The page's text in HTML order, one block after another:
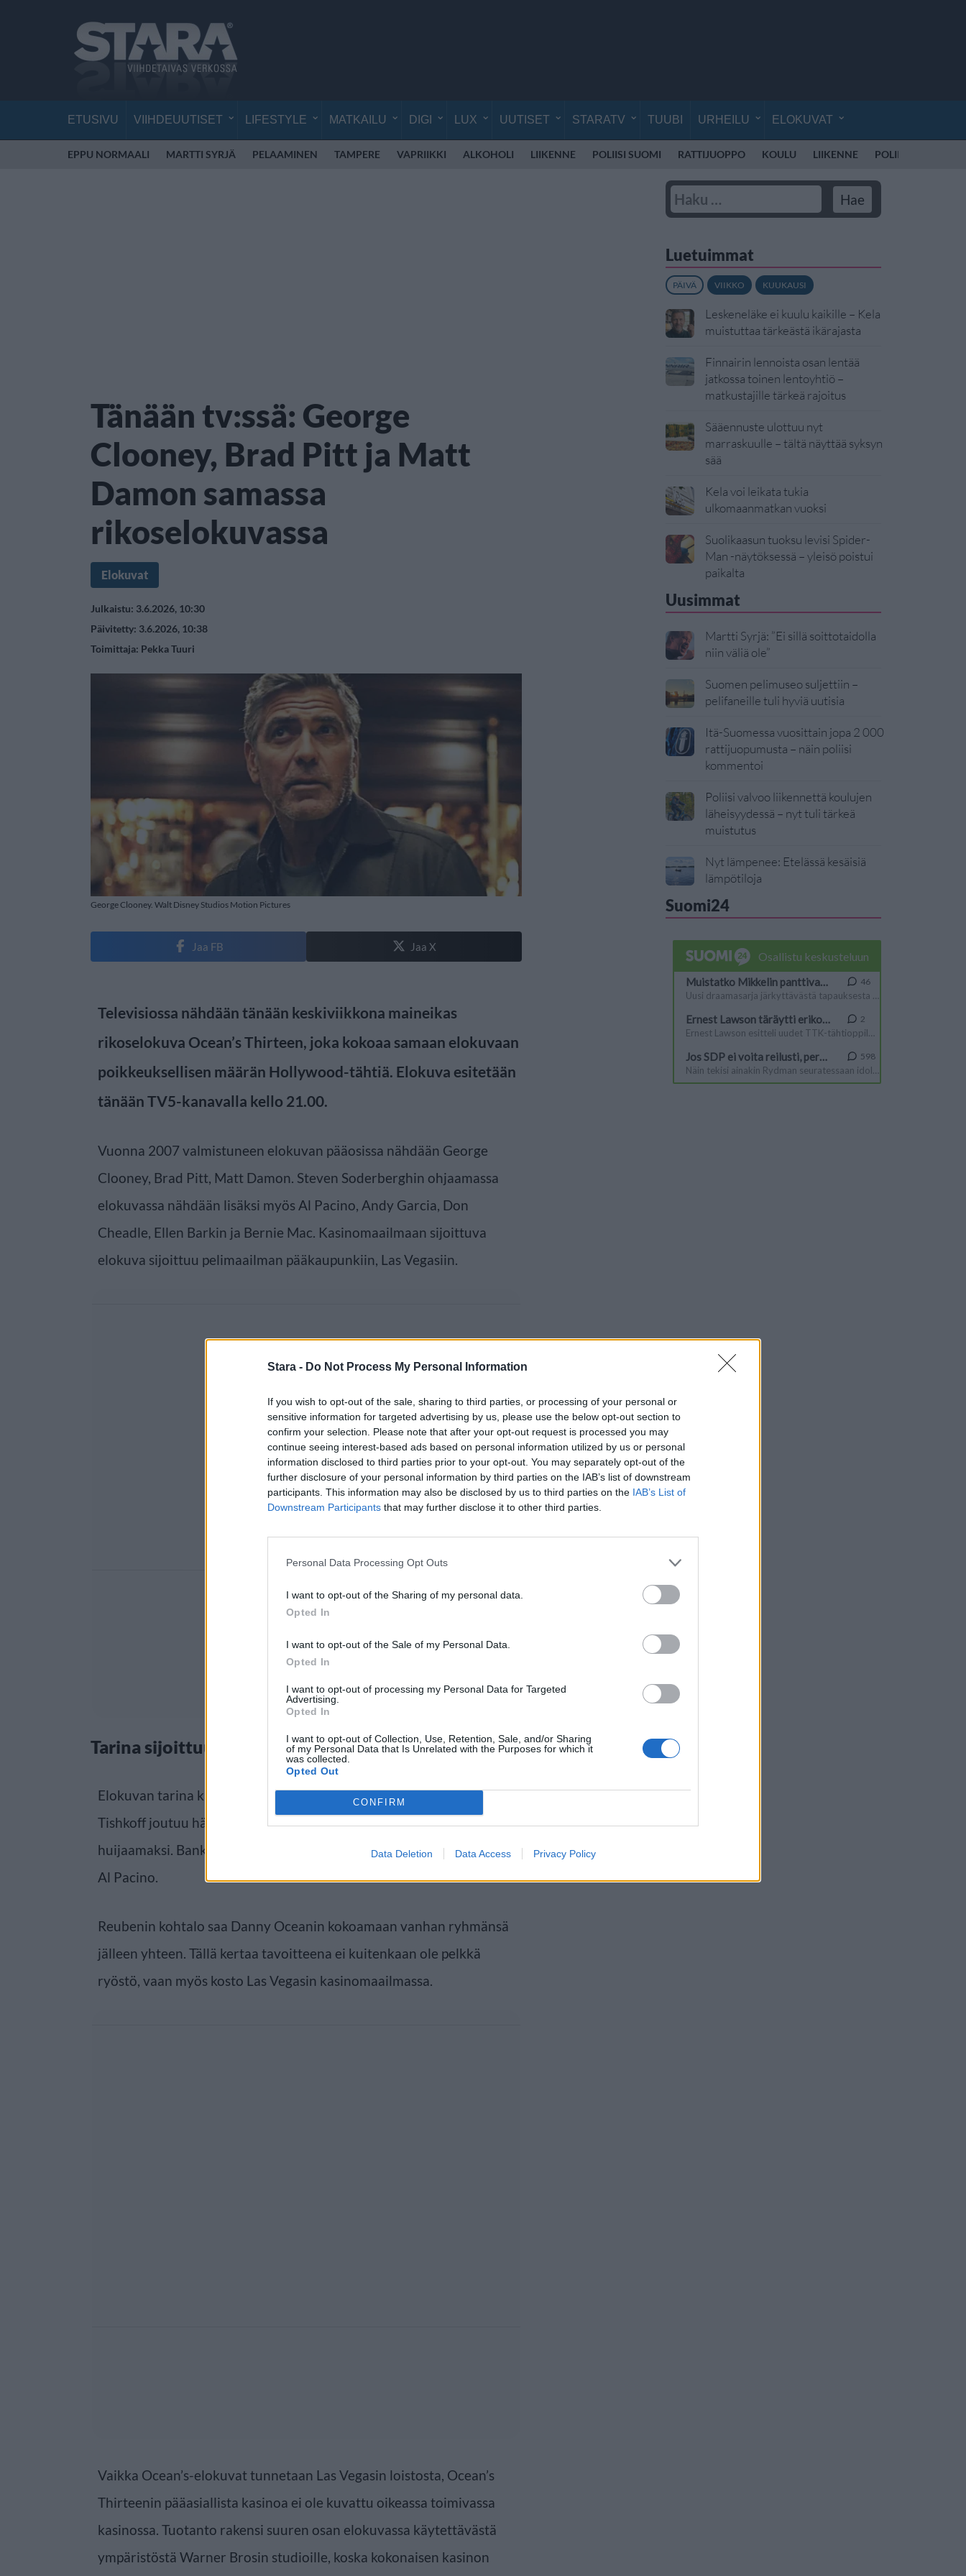
Stara - Do Not Process My Personal Information
If you wish to opt-out of the sale, sharing to third parties, or processing of your personal or
sensitive information for targeted advertising by us, please use the below opt-out section to
confirm your selection. Please note that after your opt-out request is processed you may
continue seeing interest-based ads based on personal information utilized by us or personal
information disclosed to third parties prior to your opt-out. You may separately opt-out of the
further disclosure of your personal information by third parties on the IAB’s list of downstream
participants. This information may also be disclosed by us to third parties on the IAB’s List of
Downstream Participants that may further disclose it to other third parties.
Personal Data Processing Opt Outs
I want to opt-out of the Sharing of my personal data.
Opted In
I want to opt-out of the Sale of my Personal Data.
Opted In
I want to opt-out of processing my Personal Data for Targeted
Advertising.
Opted In
I want to opt-out of Collection, Use, Retention, Sale, and/or Sharing
of my Personal Data that Is Unrelated with the Purposes for which it
was collected.
Opted Out
CONFIRM
Data Deletion Data Access Privacy Policy
ETUSIVU VIIHDEUUTISET LIFESTYLE MATKAILU DIGI LUX UUTISET STARATV TUUBI URHEILU ELOKUVAT
EPPU NORMAALI MARTTI SYRJÄ PELAAMINEN TAMPERE VAPRIIKKI ALKOHOLI LIIKENNE POLIISI SUOMI RATTIJUOPPO KOULU LIIKENNE POLIISI SUOMI
Tänään tv:ssä: George
Clooney, Brad Pitt ja Matt
Damon samassa
rikoselokuvassa
Elokuvat
Julkaistu: 3.6.2026, 10:30
Päivitetty: 3.6.2026, 10:38
Toimittaja: Pekka Tuuri
George Clooney. Walt Disney Studios Motion Pictures
Jaa FB Jaa X
Televisiossa nähdään tänään keskiviikkona maineikas
rikoselokuva Ocean’s Thirteen, joka kokoaa samaan elokuvaan
poikkeuksellisen määrän Hollywood-tähtiä. Elokuva esitetään
tänään TV5-kanavalla kello 21.00.
Vuonna 2007 valmistuneen elokuvan pääosissa nähdään George
Clooney, Brad Pitt, Matt Damon. Steven Soderberghin ohjaamassa
elokuvassa nähdään lisäksi myös Al Pacino, Andy Garcia, Don
Cheadle, Ellen Barkin ja Bernie Mac. Kasinomaailmaan sijoittuva
elokuva sijoittuu pelimaailman pääkaupunkiin, Las Vegasiin.
Tarina sijoittuu Las Vegasiin
Elokuvan tarina käynnistyy, kun Elliott Gouldin esittämä Reuben
Tishkoff joutuu häikäilemättömän kasinomogulin Willy Bankin
huijaamaksi. Bankia elokuvassa esittää elokuvamaailman supertähti
Al Pacino.
Reubenin kohtalo saa Danny Oceanin kokoamaan vanhan ryhmänsä
jälleen yhteen. Tällä kertaa tavoitteena ei kuitenkaan ole pelkkä
ryöstö, vaan myös kosto Las Vegasin kasinomaailmassa.
Vaikka Ocean’s-elokuvat tunnetaan Las Vegasin loistosta, Ocean’s
Thirteenin pääasiallista kasinoa ei ole kuvattu oikeassa toimivassa
kasinossa. Tuotanto rakensi suuren osan elokuvassa käytettävästä
ympäristöstä Warner Brosin studioille, koska kokonaisen kasinon
Luetuimmat
PÄIVÄ VIIKKO KUUKAUSI
Leskeneläke ei kuulu kaikille – Kela
muistuttaa tärkeästä ikärajasta
Finnairin lennoista osan lentää
jatkossa toinen lentoyhtiö –
matkustajille tärkeä rajoitus
Sääennuste ulottuu nyt
marraskuulle – tältä näyttää syksyn
sää
Kela voi leikata tukia
ulkomaanmatkan vuoksi
Suolikaasun tuoksu levisi Spider-
Man -näytöksessä – yleisö poistui
paikalta
Uusimmat
Martti Syrjä: ”Ei sillä soittotaidolla
niin väliä ole”
Suomen pelimuseo suljettiin –
pelifaneille tuli hyviä uutisia
Itä-Suomessa vuosittain jopa 2 000
rattijuopumusta – näin poliisi
kommentoi
Poliisi valvoo liikennettä koulujen
läheisyydessä – nyt tuli tärkeä
muistutus
Nyt lämpenee: Etelässä kesäisiä
lämpötiloja
Suomi24